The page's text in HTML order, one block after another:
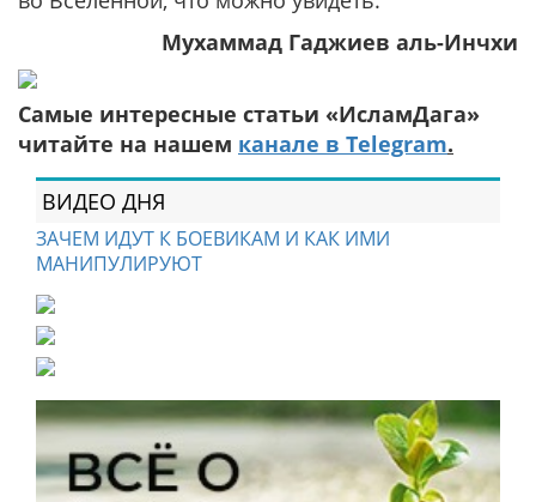
Мухаммад Гаджиев аль-Инчхи
Самые интересные статьи «ИсламДага»
читайте на нашем канале в Telegram.
ВИДЕО ДНЯ
ЗАЧЕМ ИДУТ К БОЕВИКАМ И КАК ИМИ
МАНИПУЛИРУЮТ